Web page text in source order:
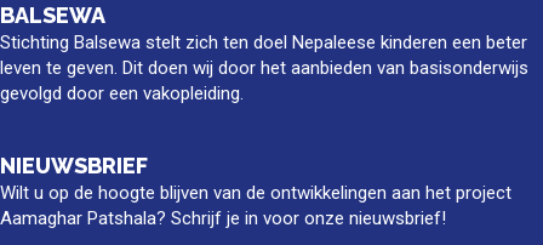
BALSEWA
Stichting Balsewa stelt zich ten doel Nepaleese kinderen een beter
leven te geven. Dit doen wij door het aanbieden van basisonderwijs
gevolgd door een vakopleiding.
NIEUWSBRIEF
Wilt u op de hoogte blijven van de ontwikkelingen aan het project
Aamaghar Patshala? Schrijf je in voor onze nieuwsbrief!